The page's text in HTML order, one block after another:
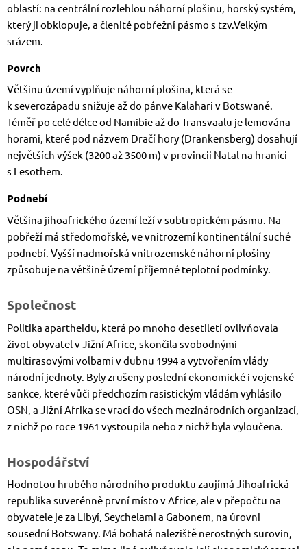
oblastí: na centrální rozlehlou náhorní plošinu, horský systém,
který ji obklopuje, a členité pobřežní pásmo s tzv.Velkým
srázem.
Povrch
Většinu území vyplňuje náhorní plošina, která se
k severozápadu snižuje až do pánve Kalahari v Botswaně.
Téměř po celé délce od Namibie až do Transvaalu je lemována
horami, které pod názvem Dračí hory (Drankensberg) dosahují
největších výšek (3200 až 3500 m) v provincii Natal na hranici
s Lesothem.
Podnebí
Většina jihoafrického území leží v subtropickém pásmu. Na
pobřeží má středomořské, ve vnitrozemí kontinentální suché
podnebí. Vyšší nadmořská vnitrozemské náhorní plošiny
způsobuje na většině území příjemné teplotní podmínky.
Společnost
Politika apartheidu, která po mnoho desetiletí ovlivňovala
život obyvatel v Jižní Africe, skončila svobodnými
multirasovými volbami v dubnu 1994 a vytvořením vlády
národní jednoty. Byly zrušeny poslední ekonomické i vojenské
sankce, které vůči předchozím rasistickým vládám vyhlásilo
OSN, a Jižní Afrika se vrací do všech mezinárodních organizací,
z nichž po roce 1961 vystoupila nebo z nichž byla vyloučena.
Hospodářství
Hodnotou hrubého národního produktu zaujímá Jihoafrická
republika suverénně první místo v Africe, ale v přepočtu na
obyvatele je za Libyí, Seychelami a Gabonem, na úrovni
sousední Botswany. Má bohatá naleziště nerostných surovin,